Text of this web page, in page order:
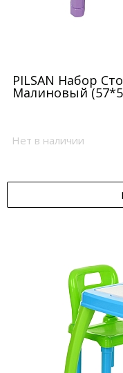
PILSAN Набор
Малиновый
Нет в наличии